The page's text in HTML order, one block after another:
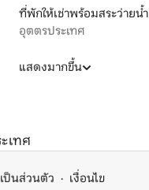
ที่พักให้เช่าพร้อมสระว่ายน้ำ
อุตตรประเทศ
แสดงมากขึ้น
เทศ
ป็นส่วนตัว เงื่อนไข